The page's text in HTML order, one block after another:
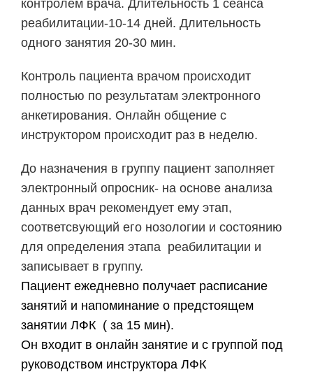
контролем врача. Длительность 1 сеанса
реабилитации-10-14 дней. Длительность
одного занятия 20-30 мин.
Контроль пациента врачом происходит
полностью по результатам электронного
анкетирования. Онлайн общение с
инструктором происходит раз в неделю.
До назначения в группу пациент заполняет
электронный опросник- на основе анализа
данных врач рекомендует ему этап,
соответсвующий его нозологии и состоянию
для определения этапа реабилитации и
записывает в группу.
Пациент ежедневно получает расписание
занятий и напоминание о предстоящем
занятии ЛФК ( за 15 мин).
Он входит в онлайн занятие и с группой под
руководством инструктора ЛФК